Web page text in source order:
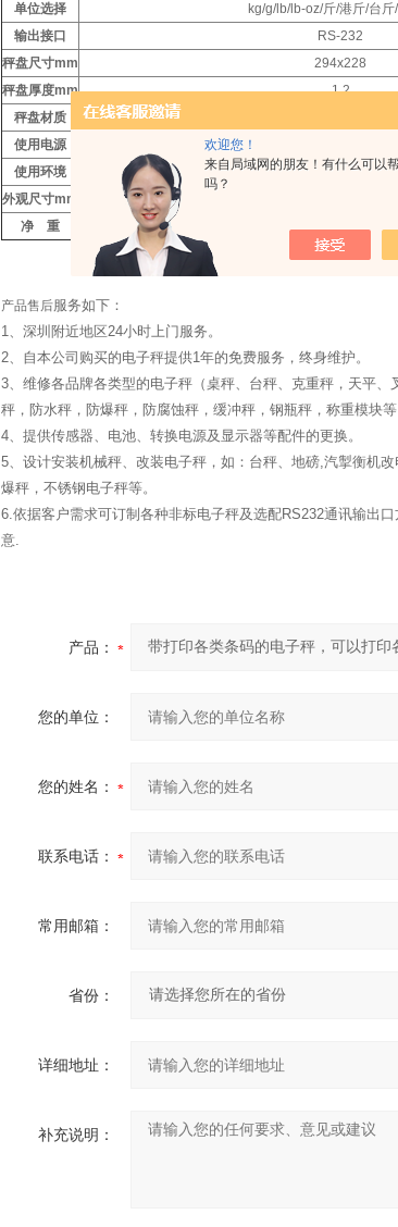
欢迎您！
来自局域网的朋友！有什么可以
吗？
单位选择
kg/g/lb/lb-oz/斤/港斤/台斤
输出接口
RS-232
秤盘尺寸mm
294x228
秤盘厚度mm
1.2
秤盘材质
使用电源
使用环境
-5℃-40℃
外观尺寸mm
净
重 4.72kg
产品售后服务如下：
1、深圳附近地区24小时上门服务。
2、自本公司购买的电子秤提供1年的免费服务，终身维护。
3、维修各品牌各类型的电子秤（桌秤、台秤、克重秤，天平
秤，防水秤，防爆秤，防腐蚀秤，缓冲秤，钢瓶秤，称重模块等
4、提供传感器、电池、转换电源及显示器等配件的更换。
5、设计安装机械秤、改装电子秤，如：台秤、地磅,汽掣衡机
爆秤，不锈钢电子秤等。
6.依据客户需求可订制各种非标电子秤及选配RS232通讯输出
意.
产品：
您的单位：
您的姓名：
联系电话：
常用邮箱：
省份：
详细地址：
补充说明：